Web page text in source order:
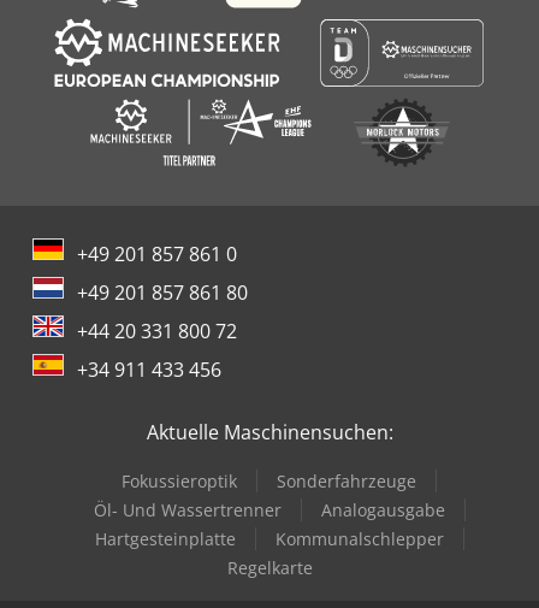
+49 201 857 861 0
+49 201 857 861 80
+44 20 331 800 72
+34 911 433 456
Aktuelle Maschinensuchen:
Fokussieroptik
Sonderfahrzeuge
Öl- Und Wassertrenner
Analogausgabe
Hartgesteinplatte
Kommunalschlepper
Regelkarte